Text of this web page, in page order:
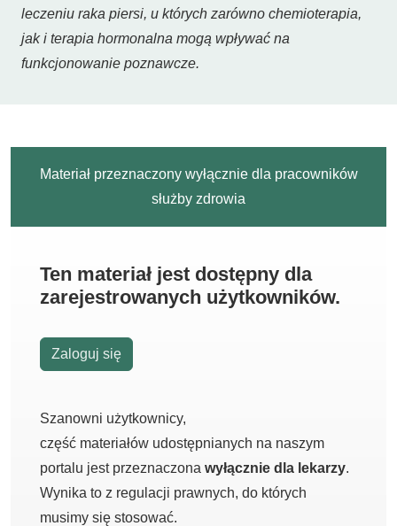
leczeniu raka piersi, u których zarówno chemioterapia,
jak i terapia hormonalna mogą wpływać na
funkcjonowanie poznawcze.
Materiał przeznaczony wyłącznie dla pracowników
służby zdrowia
Ten materiał jest dostępny dla
zarejestrowanych użytkowników.
Zaloguj się
Szanowni użytkownicy,
część materiałów udostępnianych na naszym
portalu jest przeznaczona wyłącznie dla lekarzy.
Wynika to z regulacji prawnych, do których
musimy się stosować.